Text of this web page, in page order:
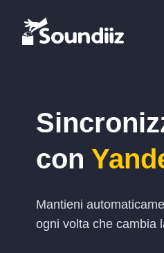
con
Mantieni
ogni volta che cambia